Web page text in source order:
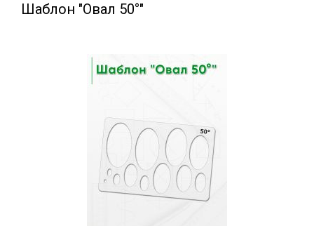
Шаблон "Овал 50°"